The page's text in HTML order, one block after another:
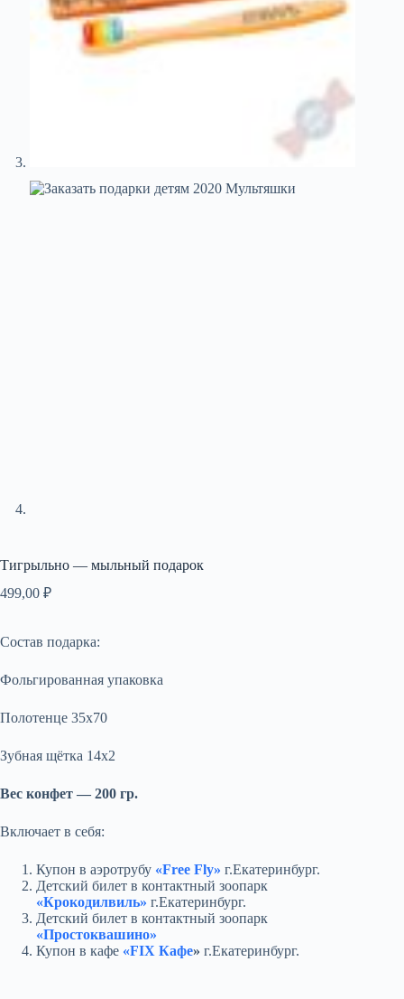
Тигрыльно — мыльный подарок
499,00 ₽
Состав подарка:
Фольгированная упаковка
Полотенце 35х70
Зубная щётка 14х2
Вес конфет — 200 гр.
Включает в себя:
Купон в аэротрубу «Free Fly» г.Екатеринбург.
Детский билет в контактный зоопарк
«Крокодилвиль» г.Екатеринбург.
Детский билет в контактный зоопарк
«Простоквашино»
Купон в кафе «FIX Кафе» г.Екатеринбург.